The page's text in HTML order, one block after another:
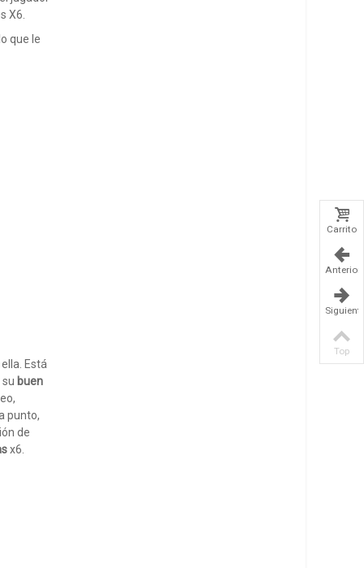
X6.
que le
Está
buen
punto,
de
x6.
Carrito
Anterior
Top